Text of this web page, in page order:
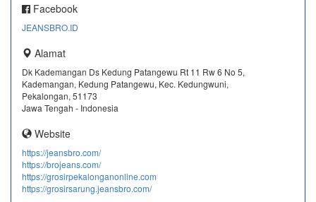
Facebook
JEANSBRO.ID
Alamat
Dk Kademangan Ds Kedung Patangewu Rt 11 Rw 6 No 5,
Kademangan, Kedung Patangewu, Kec. Kedungwuni,
Pekalongan, 51173
Jawa Tengah - Indonesia
Website
https://jeansbro.com/
https://brojeans.com/
https://grosirpekalonganonline.com
https://grosirsarung.jeansbro.com/